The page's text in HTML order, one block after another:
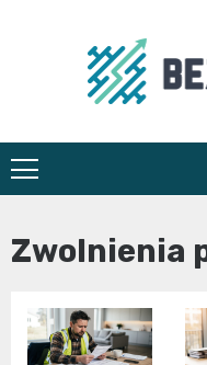
Zwolnienia